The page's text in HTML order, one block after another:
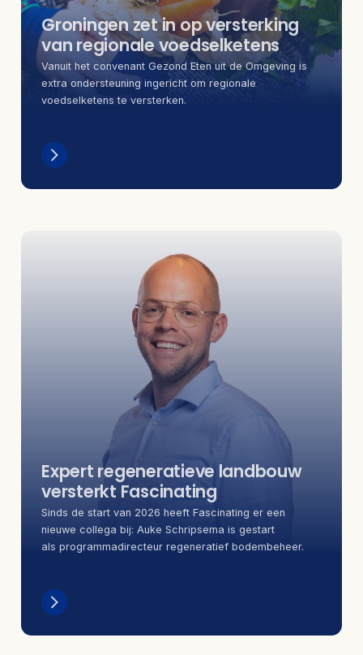
Groningen zet in op versterking
van regionale voedselketens
Vanuit het convenant Gezond Eten uit de Omgeving is
extra ondersteuning ingericht om regionale
voedselketens te versterken.
Expert regeneratieve landbouw
versterkt Fascinating
Sinds de start van 2026 heeft Fascinating er een
nieuwe collega bij: Auke Schripsema is gestart
als programmadirecteur regeneratief bodembeheer.